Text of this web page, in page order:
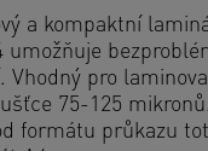
a kompaktní
umožňuje
Vhodný pro
75-125 mikronů.
formátu průkazu